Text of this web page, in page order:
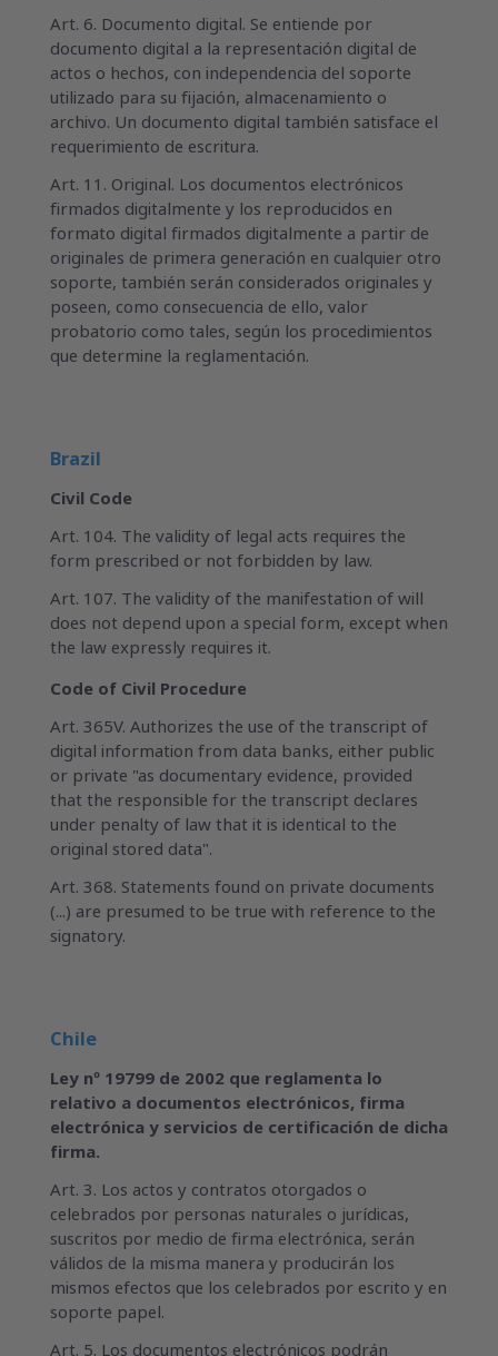
Art. 6. Documento digital. Se entiende por
documento digital a la representación digital de
actos o hechos, con independencia del soporte
utilizado para su fijación, almacenamiento o
archivo. Un documento digital también satisface el
requerimiento de escritura.
Art. 11. Original. Los documentos electrónicos
firmados digitalmente y los reproducidos en
formato digital firmados digitalmente a partir de
originales de primera generación en cualquier otro
soporte, también serán considerados originales y
poseen, como consecuencia de ello, valor
probatorio como tales, según los procedimientos
que determine la reglamentación.
Brazil
Civil Code
Art. 104. The validity of legal acts requires the
form prescribed or not forbidden by law.
Art. 107. The validity of the manifestation of will
does not depend upon a special form, except when
the law expressly requires it.
Code of Civil Procedure
Art. 365V. Authorizes the use of the transcript of
digital information from data banks, either public
or private "as documentary evidence, provided
that the responsible for the transcript declares
under penalty of law that it is identical to the
original stored data".
Art. 368. Statements found on private documents
(...) are presumed to be true with reference to the
signatory.
Chile
Ley nº 19799 de 2002 que reglamenta lo
relativo a documentos electrónicos, firma
electrónica y servicios de certificación de dicha
firma.
Art. 3. Los actos y contratos otorgados o
celebrados por personas naturales o jurídicas,
suscritos por medio de firma electrónica, serán
válidos de la misma manera y producirán los
mismos efectos que los celebrados por escrito y en
soporte papel.
Art. 5. Los documentos electrónicos podrán